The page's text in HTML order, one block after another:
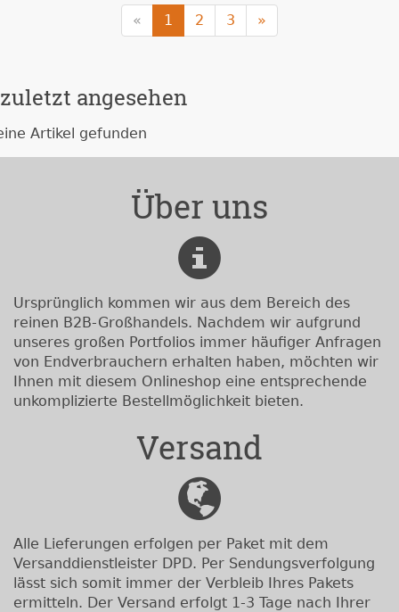
« 1 2 3 »
zuletzt angesehen
Artikel gefunden
Über uns
Ursprünglich kommen wir aus dem Bereich des
reinen B2B-Großhandels. Nachdem wir aufgrund
unseres großen Portfolios immer häufiger Anfragen
von Endverbrauchern erhalten haben, möchten wir
Ihnen mit diesem Onlineshop eine entsprechende
unkomplizierte Bestellmöglichkeit bieten.
Versand
Alle Lieferungen erfolgen per Paket mit dem
Versanddienstleister DPD. Per Sendungsverfolgung
lässt sich somit immer der Verbleib Ihres Pakets
ermitteln. Der Versand erfolgt 1-3 Tage nach Ihrer